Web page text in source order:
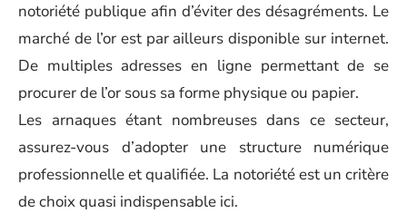
notoriété publique afin d’éviter des désagréments. Le
marché de l’or est par ailleurs disponible sur internet.
De multiples adresses en ligne permettant de se
procurer de l’or sous sa forme physique ou papier.
Les arnaques étant nombreuses dans ce secteur,
assurez-vous d’adopter une structure numérique
professionnelle et qualifiée. La notoriété est un critère
de choix quasi indispensable ici.